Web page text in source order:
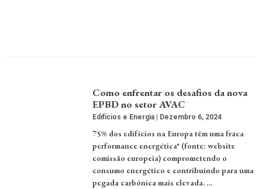
Como enfrentar os desafios da nova
EPBD no setor AVAC
Edifícios e Energia Dezembro 6, 2024
75% dos edifícios na Europa têm uma fraca
performance energética* (fonte: website
comissão europeia) comprometendo o
consumo energético e contribuindo para uma
pegada carbónica mais elevada. …